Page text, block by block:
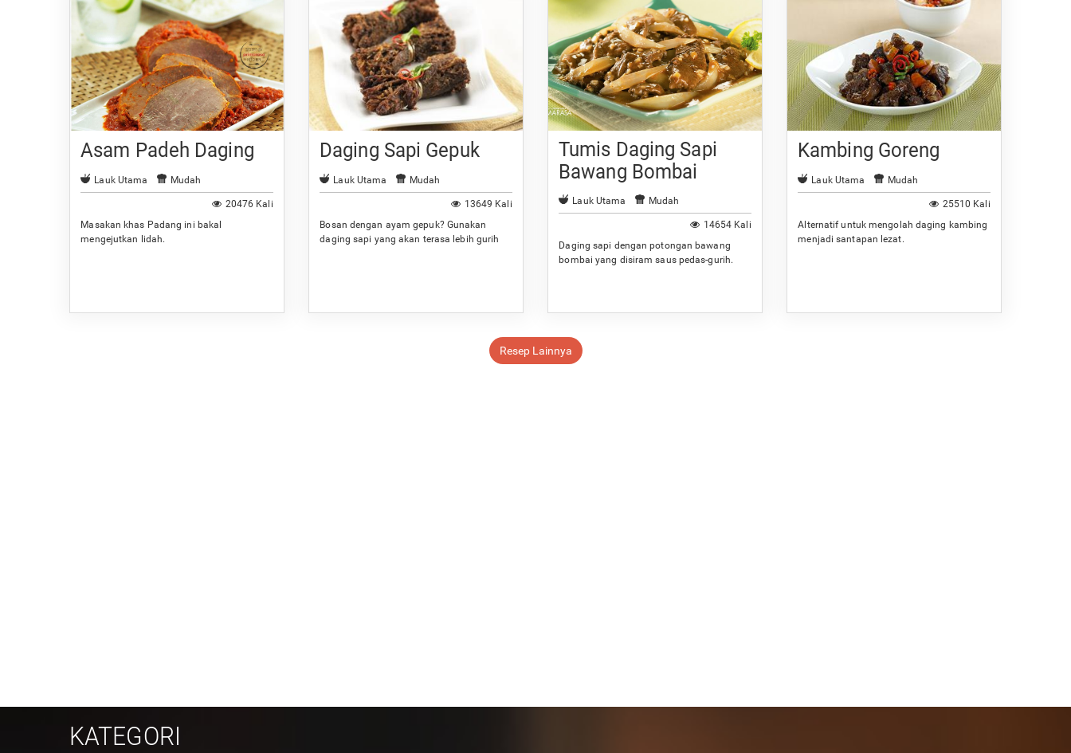
Asam Padeh Daging
Lauk Utama Mudah
20476 Kali
Masakan khas Padang ini bakal
mengejutkan lidah.
Daging Sapi Gepuk
Lauk Utama Mudah
13649 Kali
Bosan dengan ayam gepuk? Gunakan
daging sapi yang akan terasa lebih gurih
Tumis Daging Sapi
Bawang Bombai
Lauk Utama Mudah
14654 Kali
Daging sapi dengan potongan bawang
bombai yang disiram saus pedas-gurih.
Kambing Goreng
Lauk Utama Mudah
25510 Kali
Alternatif untuk mengolah daging kambing
menjadi santapan lezat.
Resep Lainnya
KATEGORI